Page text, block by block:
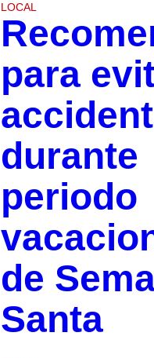
LOCAL
para
durante
periodo
de
Santa